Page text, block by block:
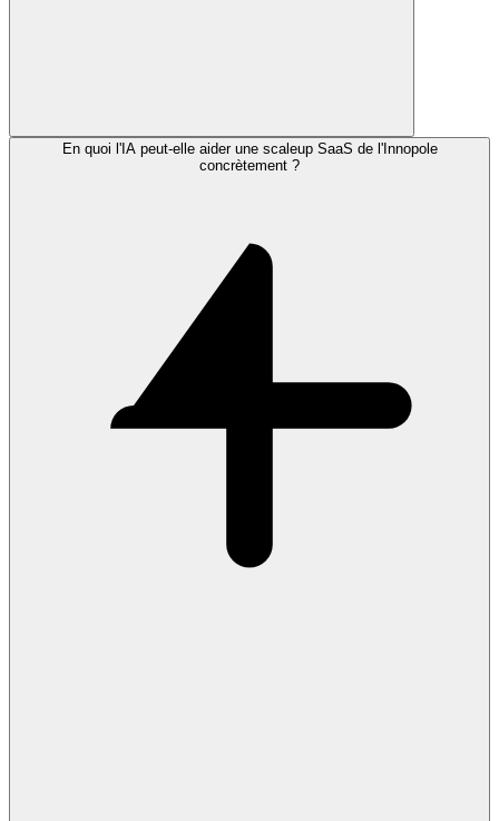
En quoi l'IA peut-elle aider une scaleup SaaS de l'Innopole
concrètement ?